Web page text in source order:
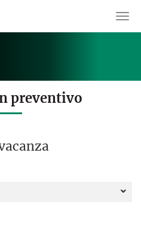
preventivo